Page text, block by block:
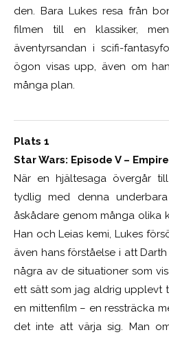
den. Bara Lukes resa från
filmen till en klassiker,
äventyrsandan i scifi-
ögon visas upp, även om
många plan.
Plats 1
Star Wars: Episode V –
När en hjältesaga övergår
tydlig med denna
åskådare genom många olika
Han och Leias kemi, Lukes
även hans förståelse i att
några av de situationer som
ett sätt som jag aldrig upplevt
en mittenfilm – en ressträcka
det inte att värja sig. Man